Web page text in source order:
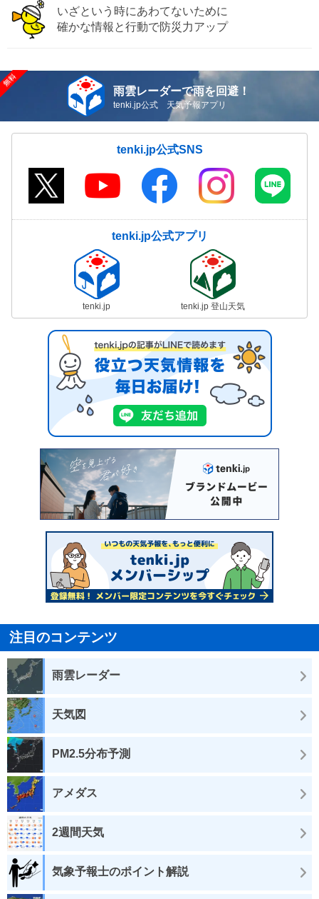
いざという時にあわてないために
確かな情報と行動で防災力アップ
雨雲レーダーで雨を回避！
tenki.jp公式 天気予報アプリ
tenki.jp公式SNS
tenki.jp公式アプリ
tenki.jp tenki.jp 登山天気
注目のコンテンツ
雨雲レーダー
天気図
PM2.5分布予測
アメダス
2週間天気
気象予報士のポイント解説